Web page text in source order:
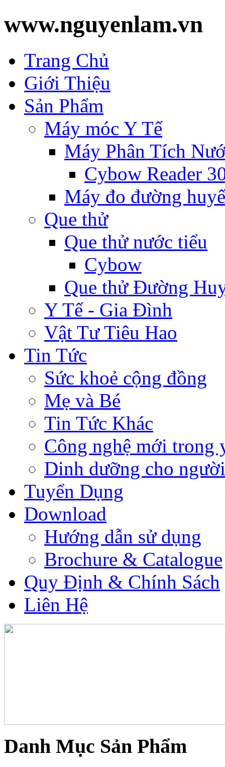
www.nguyenlam.vn
Trang Chủ
Giới Thiệu
Sản Phẩm
Máy móc Y Tế
Máy Phân Tích
Cybow Reader
Máy đo đường
Que thử
Que thử nước tiểu
Cybow
Que thử Đường
Y Tế - Gia Đình
Vật Tư Tiêu Hao
Tin Tức
Sức khoẻ cộng đồng
Mẹ và Bé
Tin Tức Khác
Công nghệ mới trong
Dinh dưỡng cho
Tuyển Dụng
Download
Hướng dẫn sử dụng
Brochure & Catalogue
Quy Định & Chính Sách
Liên Hệ
Danh Mục Sản Phẩm